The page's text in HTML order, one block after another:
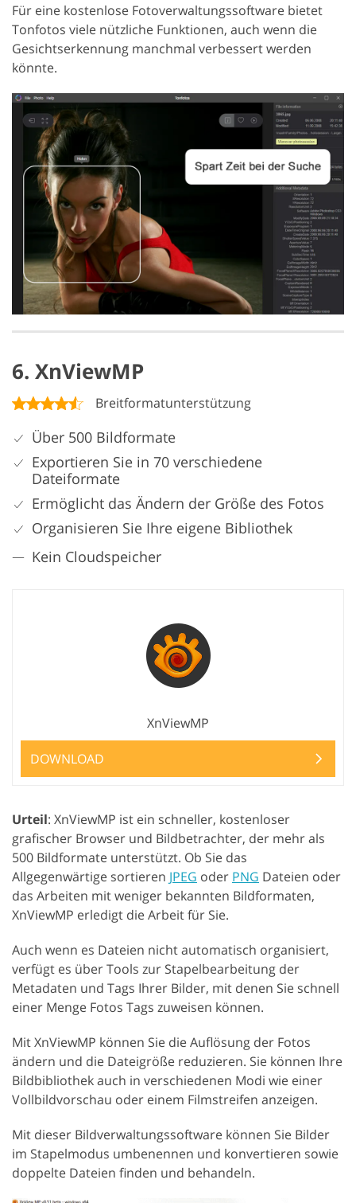
Für eine kostenlose Fotoverwaltungssoftware bietet
Tonfotos viele nützliche Funktionen, auch wenn die
Gesichtserkennung manchmal verbessert werden
könnte.
6. XnViewMP
Breitformatunterstützung
Über 500 Bildformate
Exportieren Sie in 70 verschiedene
Dateiformate
Ermöglicht das Ändern der Größe des Fotos
Organisieren Sie Ihre eigene Bibliothek
Kein Cloudspeicher
XnViewMP
DOWNLOAD
Urteil: XnViewMP ist ein schneller, kostenloser
grafischer Browser und Bildbetrachter, der mehr als
500 Bildformate unterstützt. Ob Sie das
Allgegenwärtige sortieren JPEG oder PNG Dateien oder
das Arbeiten mit weniger bekannten Bildformaten,
XnViewMP erledigt die Arbeit für Sie.
Auch wenn es Dateien nicht automatisch organisiert,
verfügt es über Tools zur Stapelbearbeitung der
Metadaten und Tags Ihrer Bilder, mit denen Sie schnell
einer Menge Fotos Tags zuweisen können.
Mit XnViewMP können Sie die Auflösung der Fotos
ändern und die Dateigröße reduzieren. Sie können Ihre
Bildbibliothek auch in verschiedenen Modi wie einer
Vollbildvorschau oder einem Filmstreifen anzeigen.
Mit dieser Bildverwaltungssoftware können Sie Bilder
im Stapelmodus umbenennen und konvertieren sowie
doppelte Dateien finden und behandeln.